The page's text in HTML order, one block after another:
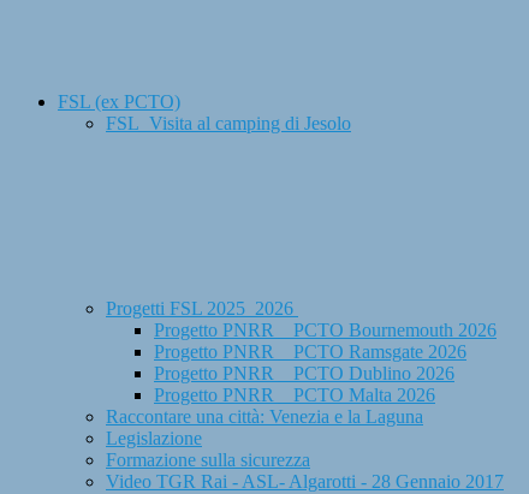
FSL (ex PCTO)
FSL_Visita al camping di Jesolo
Progetti FSL 2025_2026
Progetto PNRR _ PCTO Bournemouth 2026
Progetto PNRR _ PCTO Ramsgate 2026
Progetto PNRR _ PCTO Dublino 2026
Progetto PNRR _ PCTO Malta 2026
Raccontare una città: Venezia e la Laguna
Legislazione
Formazione sulla sicurezza
Video TGR Rai - ASL- Algarotti - 28 Gennaio 2017